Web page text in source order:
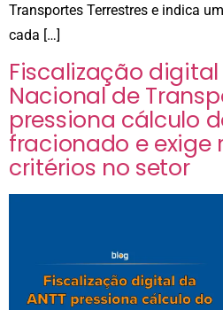
Transportes Terrestres e indica
cada […]
Fiscalização
Nacional de
pressiona cálculo
fracionado e exige
critérios no setor